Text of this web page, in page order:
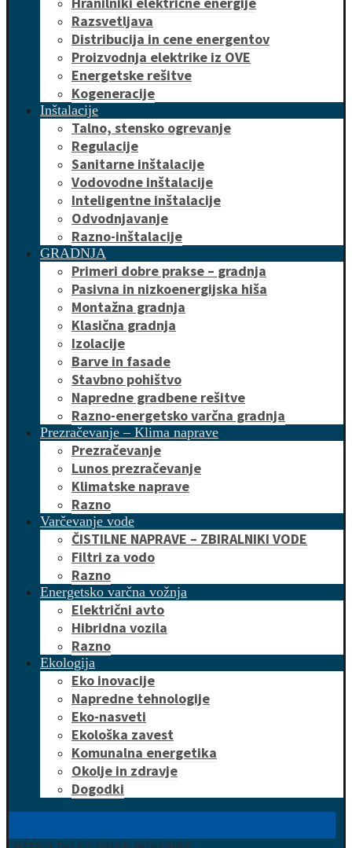
Razsvetljava
Distribucija in cene energentov
Proizvodnja elektrike iz OVE
Energetske rešitve
Kogeneracije
Inštalacije
Talno, stensko ogrevanje
Regulacije
Sanitarne inštalacije
Vodovodne inštalacije
Inteligentne inštalacije
Odvodnjavanje
Razno-inštalacije
GRADNJA
Primeri dobre prakse – gradnja
Pasivna in nizkoenergijska hiša
Montažna gradnja
Klasična gradnja
Izolacije
Barve in fasade
Stavbno pohištvo
Napredne gradbene rešitve
Razno-energetsko varčna gradnja
Prezračevanje – Klima naprave
Prezračevanje
Lunos prezračevanje
Klimatske naprave
Razno
Varčevanje vode
ČISTILNE NAPRAVE – ZBIRALNIKI VODE
Filtri za vodo
Razno
Energetsko varčna vožnja
Električni avto
Hibridna vozila
Razno
Ekologija
Eko inovacije
Napredne tehnologije
Eko-nasveti
Ekološka zavest
Komunalna energetika
Okolje in zdravje
Dogodki